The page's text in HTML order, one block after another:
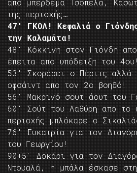
από μπέρδεμα Τσόπελα,
της περιοχής…
47′ ΓΚΟΛ! Κεφαλιά ο
την Καλαμάτα!
48′ Κόκκινη στον Γιόνδη
έπειτα απο υπόδειξη του 4ου!
53′ Σκοράρει ο Πέριτς αλλά
οφσάιντ απο τον 2ο βοηθό!
56′ Μακρινό σουτ άουτ του
60′ Σούτ του Λαθύρη απο το
περιοχής μπλόκαρε ο
76′ Ευκαιρία για τον
του Γεωργίου!
90+5′ Δοκάρι για τον
Ντουαλά, η μπάλα έσκασε